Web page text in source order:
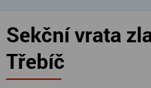
Sekční vrata
Třebíč